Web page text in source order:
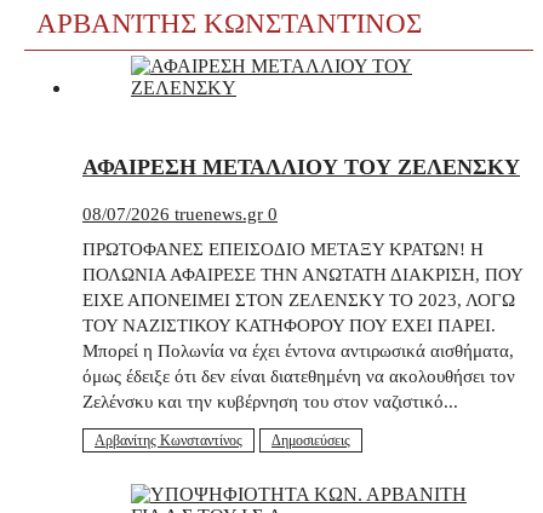
ΑΡΒΑΝΊΤΗΣ ΚΩΝΣΤΑΝΤΊΝΟΣ
ΑΦΑΙΡΕΣΗ ΜΕΤΑΛΛΙΟΥ ΤΟΥ ΖΕΛΕΝΣΚΥ
08/07/2026 truenews.gr 0
ΠΡΩΤΟΦΑΝΕΣ ΕΠΕΙΣΟΔΙΟ ΜΕΤΑΞΥ ΚΡΑΤΩΝ! Η
ΠΟΛΩΝΙΑ ΑΦΑΙΡΕΣΕ ΤΗΝ ΑΝΩΤΑΤΗ ΔΙΑΚΡΙΣΗ, ΠΟΥ
ΕΙΧΕ ΑΠΟΝΕΙΜΕΙ ΣΤΟΝ ΖΕΛΕΝΣΚΥ ΤΟ 2023, ΛΟΓΩ
ΤΟΥ ΝΑΖΙΣΤΙΚΟΥ ΚΑΤΗΦΟΡΟΥ ΠΟΥ ΕΧΕΙ ΠΑΡΕΙ.
Μπορεί η Πολωνία να έχει έντονα αντιρωσικά αισθήματα,
όμως έδειξε ότι δεν είναι διατεθημένη να ακολουθήσει τον
Ζελένσκυ και την κυβέρνηση του στον ναζιστικό...
Αρβανίτης Κωνσταντίνος Δημοσιεύσεις